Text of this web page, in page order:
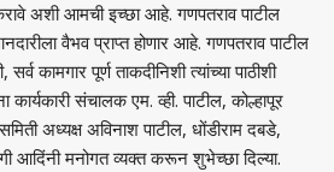
अशी आमची इच्छा आहे. गणपतराव पाटील
वैभव प्राप्त होणार आहे. गणपतराव पाटील
कामगार पूर्ण ताकदीनिशी त्यांच्या पाठीशी
संचालक एम. व्ही. पाटील, कोल्हापूर
अध्यक्ष अविनाश पाटील, धोंडीराम दबडे,
आदिंनी मनोगत व्यक्त करून शुभेच्छा दिल्या.